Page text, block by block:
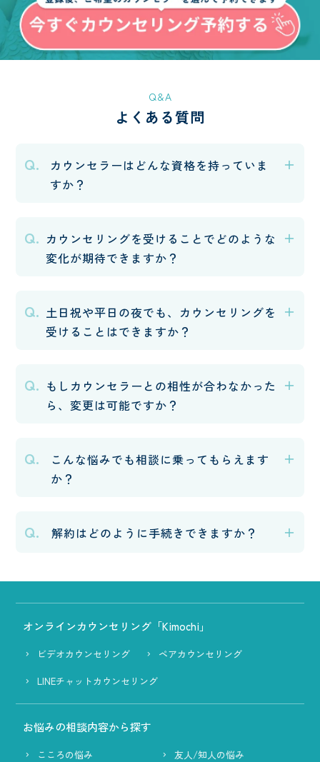
Q&A
よくある質問
Q.
カウンセラーはどんな資格を持っていま
すか？
Q. カウンセリングを受けることでどのような
変化が期待できますか？
Q. 土日祝や平日の夜でも、カウンセリングを
受けることはできますか？
Q. もしカウンセラーとの相性が合わなかった
ら、変更は可能ですか？
Q.
こんな悩みでも相談に乗ってもらえます
か？
Q. 解約はどのように手続きできますか？
オンラインカウンセリング「Kimochi」
ビデオカウンセリング
ペアカウンセリング
LINEチャットカウンセリング
お悩みの相談内容から探す
こころの悩み
友人/知人の悩み